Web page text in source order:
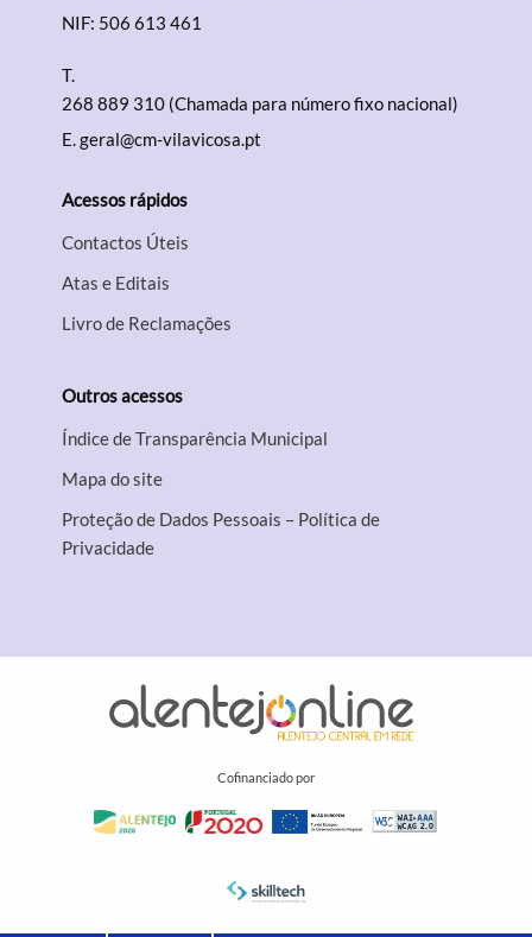
NIF: 506 613 461
T.
268 889 310 (Chamada para número fixo nacional)
E.geral@cm-vilavicosa.pt
Acessos rápidos
Contactos Úteis
Atas e Editais
Livro de Reclamações
Outros acessos
Índice de Transparência Municipal
Mapa do site
Proteção de Dados Pessoais – Política de
Privacidade
Cofinanciado por